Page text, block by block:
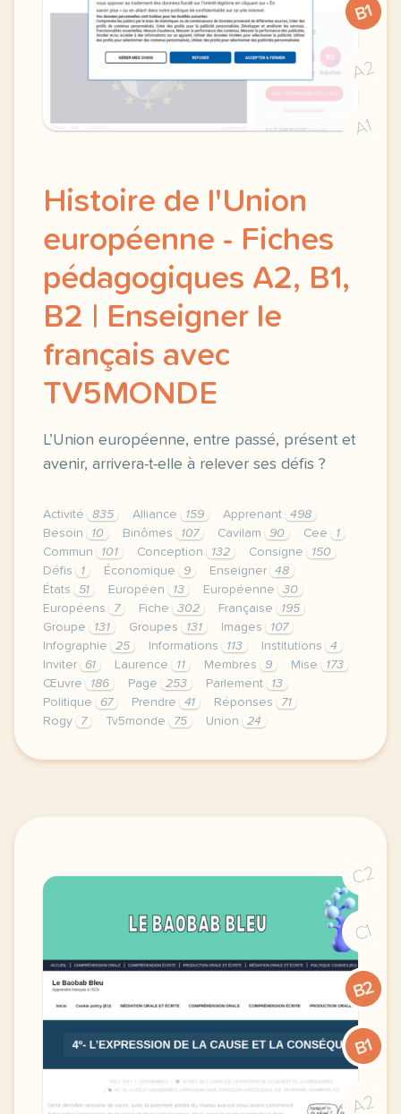
B1
A2
A1
Histoire de l'Union
européenne - Fiches
pédagogiques A2, B1,
B2 | Enseigner le
français avec
TV5MONDE
L’Union européenne, entre passé, présent et
avenir, arrivera-t-elle à relever ses défis ?
Activité 835 Alliance 159 Apprenant
498
Besoin
10 Binômes 107 Cavilam 90 Cee
1
Commun
101 Conception 132 Consigne
150
Défis
1 Économique 9 Enseigner
48
États
51 Européen 13 Européenne
30
Européens
7 Fiche 302 Française
195
Groupe
131 Groupes 131 Images
107
Infographie
25 Informations 113 Institutions
4
Inviter
61 Laurence 11 Membres 9 Mise
173
Œuvre
186 Page 253 Parlement
13
Politique
67 Prendre 41 Réponses
71
Rogy
7 Tv5monde 75 Union 24
le respect de votre vie privee est une priorite
C2
C1
B2
B1
A2